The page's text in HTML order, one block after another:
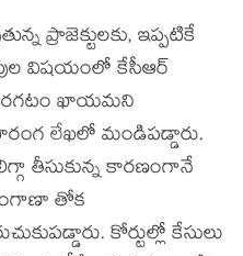
ప్రాజెక్టులకు, ఇప్పటికే
విషయంలో కేసీఆర్
ఖాయమని
లేఖలో మండిపడ్డారు.
తీసుకున్న కారణంగానే
తోక
కోర్టుల్లో కేసులు